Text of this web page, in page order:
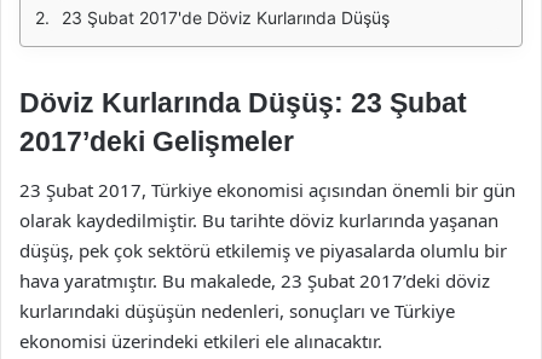
23 Şubat 2017'de Döviz Kurlarında Düşüş
Döviz Kurlarında Düşüş: 23 Şubat
2017’deki Gelişmeler
23 Şubat 2017, Türkiye ekonomisi açısından önemli bir gün
olarak kaydedilmiştir. Bu tarihte döviz kurlarında yaşanan
düşüş, pek çok sektörü etkilemiş ve piyasalarda olumlu bir
hava yaratmıştır. Bu makalede, 23 Şubat 2017’deki döviz
kurlarındaki düşüşün nedenleri, sonuçları ve Türkiye
ekonomisi üzerindeki etkileri ele alınacaktır.